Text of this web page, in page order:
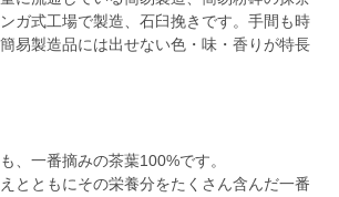
ガ式工場で製造、石臼挽きです。手間も時
易製造品には出せない色・味・香りが特長
、一番摘みの茶葉100%です。
とともにその栄養分をたくさん含んだ一番